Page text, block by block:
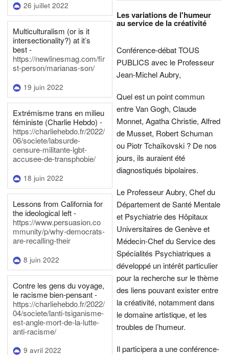
26 juillet 2022
Multiculturalism (or is it
intersectionality?) at it’s
best -
https://newlinesmag.com/fir
st-person/marianas-son/
19 juin 2022
Extrémisme trans en milieu
féministe (Charlie Hebdo) -
https://charliehebdo.fr/2022/
06/societe/labsurde-
censure-militante-lgbt-
accusee-de-transphobie/
18 juin 2022
Lessons from California for
the ideological left -
https://www.persuasion.co
mmunity/p/why-democrats-
are-recalling-their
8 juin 2022
Contre les gens du voyage,
le racisme bien-pensant -
https://charliehebdo.fr/2022/
04/societe/lanti-tsiganisme-
est-angle-mort-de-la-lutte-
anti-racisme/
9 avril 2022
Les variations de l'humeur
au service de la créativité
Conférence-débat TOUS
PUBLICS avec le Professeur
Jean-Michel Aubry,
Quel est un point commun
entre Van Gogh, Claude
Monnet, Agatha Christie, Alfred
de Musset, Robert Schuman
ou Piotr Tchaïkovski ? De nos
jours, ils auraient été
diagnostiqués bipolaires.
Le Professeur Aubry, Chef du
Département de Santé Mentale
et Psychiatrie des Hôpitaux
Universitaires de Genève et
Médecin-Chef du Service des
Spécialités Psychiatriques a
développé un intérêt particulier
pour la recherche sur le thème
des liens pouvant exister entre
la créativité, notamment dans
le domaine artistique, et les
troubles de l’humeur.
Il participera a une conférence-